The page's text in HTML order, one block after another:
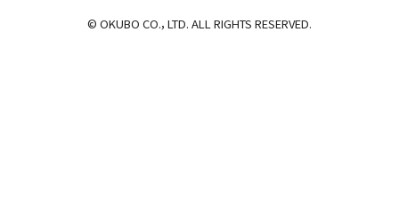
© OKUBO CO.，LTD. ALL RIGHTS RESERVED.